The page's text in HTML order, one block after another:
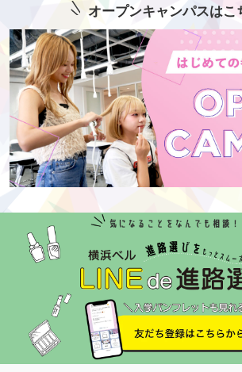
オープンキャンパスはこ